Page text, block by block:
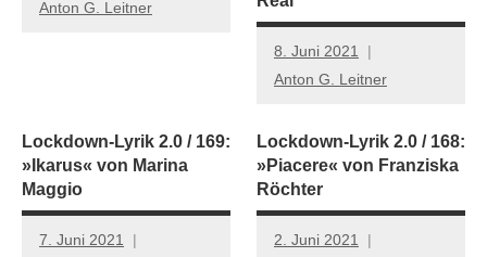
Anton G. Leitner
8. Juni 2021
Anton G. Leitner
Lockdown-Lyrik 2.0 / 169:
»Ikarus« von Marina
Maggio
7. Juni 2021
Lockdown-Lyrik 2.0 / 168:
»Piacere« von Franziska
Röchter
2. Juni 2021